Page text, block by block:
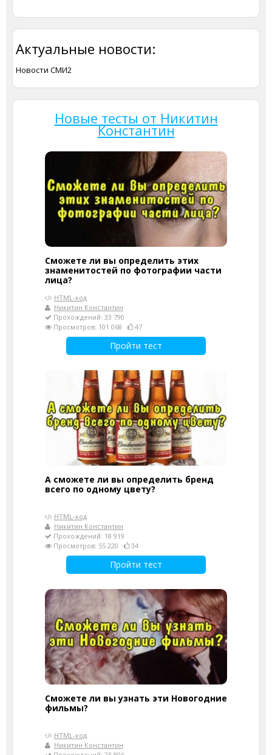
Актуальные новости:
Новости СМИ2
Новые тесты от Никитин
Константин
Сможете ли вы определить этих
знаменитостей по фотографии части
лица?
HTML-код
Никитин Константин
Прохождений: 33 790
Просмотров: 101 068
47
Пройти тест
А сможете ли вы определить бренд
всего по одному цвету?
HTML-код
Никитин Константин
Прохождений: 18 919
Просмотров: 55 220
34
Пройти тест
Сможете ли вы узнать эти Новогодние
фильмы?
HTML-код
Никитин Константин